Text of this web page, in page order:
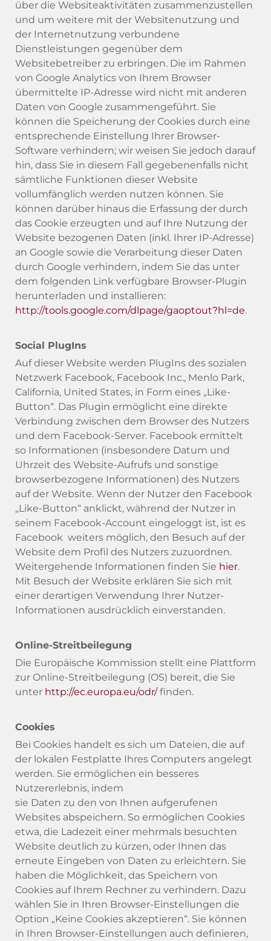
über die Websiteaktivitäten zusammenzustellen
und um weitere mit der Websitenutzung und
der Internetnutzung verbundene
Dienstleistungen gegenüber dem
Websitebetreiber zu erbringen. Die im Rahmen
von Google Analytics von Ihrem Browser
übermittelte IP-Adresse wird nicht mit anderen
Daten von Google zusammengeführt. Sie
können die Speicherung der Cookies durch eine
entsprechende Einstellung Ihrer Browser-
Software verhindern; wir weisen Sie jedoch darauf
hin, dass Sie in diesem Fall gegebenenfalls nicht
sämtliche Funktionen dieser Website
vollumfänglich werden nutzen können. Sie
können darüber hinaus die Erfassung der durch
das Cookie erzeugten und auf Ihre Nutzung der
Website bezogenen Daten (inkl. Ihrer IP-Adresse)
an Google sowie die Verarbeitung dieser Daten
durch Google verhindern, indem Sie das unter
dem folgenden Link verfügbare Browser-Plugin
herunterladen und installieren:
http://tools.google.com/dlpage/gaoptout?hl=de.
Social PlugIns
Auf dieser Website werden PlugIns des sozialen
Netzwerk Facebook, Facebook Inc., Menlo Park,
California, United States, in Form eines „Like-
Button“. Das Plugin ermöglicht eine direkte
Verbindung zwischen dem Browser des Nutzers
und dem Facebook-Server. Facebook ermittelt
so Informationen (insbesondere Datum und
Uhrzeit des Website-Aufrufs und sonstige
browserbezogene Informationen) des Nutzers
auf der Website. Wenn der Nutzer den Facebook
„Like-Button“ anklickt, während der Nutzer in
seinem Facebook-Account eingeloggt ist, ist es
Facebook weiters möglich, den Besuch auf der
Website dem Profil des Nutzers zuzuordnen.
Weitergehende Informationen finden Sie hier.
Mit Besuch der Website erklären Sie sich mit
einer derartigen Verwendung Ihrer Nutzer-
Informationen ausdrücklich einverstanden.
Online-Streitbeilegung
Die Europäische Kommission stellt eine Plattform
zur Online-Streitbeilegung (OS) bereit, die Sie
unter http://ec.europa.eu/odr/finden.
Cookies
Bei Cookies handelt es sich um Dateien, die auf
der lokalen Festplatte Ihres Computers angelegt
werden. Sie ermöglichen ein besseres
Nutzererlebnis, indem
sie Daten zu den von Ihnen aufgerufenen
Websites abspeichern. So ermöglichen Cookies
etwa, die Ladezeit einer mehrmals besuchten
Website deutlich zu kürzen, oder Ihnen das
erneute Eingeben von Daten zu erleichtern. Sie
haben die Möglichkeit, das Speichern von
Cookies auf Ihrem Rechner zu verhindern. Dazu
wählen Sie in Ihren Browser-Einstellungen die
Option „Keine Cookies akzeptieren“. Sie können
in Ihren Browser-Einstellungen auch definieren,